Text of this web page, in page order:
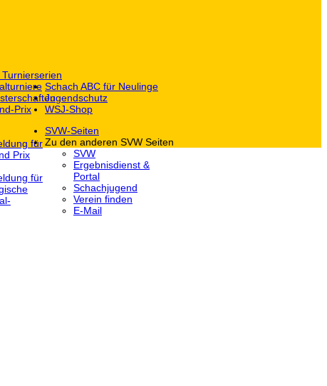
Prix
für
Prix
für
Schach ABC für Neulinge
Jugendschutz
WSJ-Shop
SVW-Seiten
Zu den anderen SVW Seiten
SVW
Ergebnisdienst &
Portal
Schachjugend
Verein finden
E-Mail